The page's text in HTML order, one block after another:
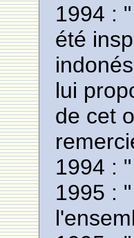
1994 :
été
lui
de cet
1994 :
1995 :